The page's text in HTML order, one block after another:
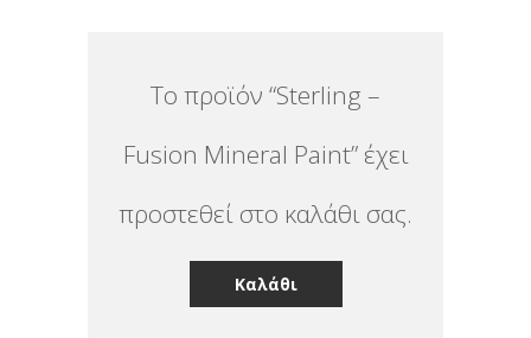
Το προϊόν “Sterling –
Fusion Mineral Paint” έχει
προστεθεί στο καλάθι σας.
Καλάθι